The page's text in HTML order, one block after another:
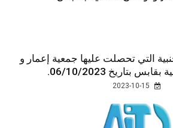
التي تحصلت عليها جمعية إعمار و
بتاريخ 06/10/2023.